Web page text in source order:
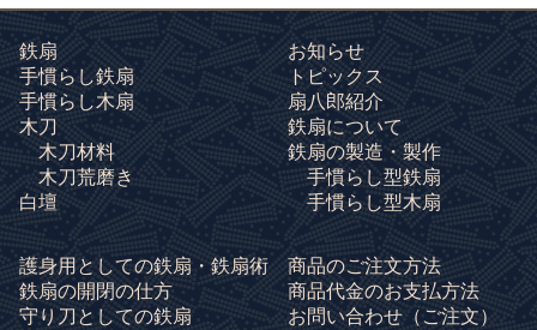
鉄扇
手慣らし鉄扇
手慣らし木扇
木刀
木刀材料
木刀荒磨き
白壇
お知らせ
トピックス
扇八郎紹介
鉄扇について
鉄扇の製造・製作
手慣らし型鉄扇
手慣らし型木扇
護身用としての鉄扇・鉄扇術
鉄扇の開閉の仕方
守り刀としての鉄扇
商品のご注文方法
商品代金のお支払方法
お問い合わせ （ご注文）